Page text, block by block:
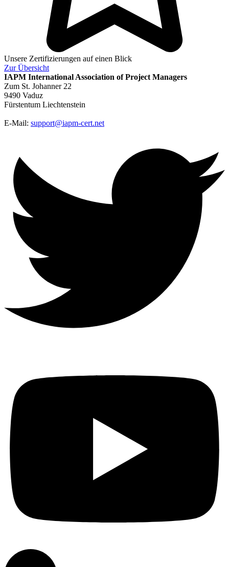
Unsere Zertifizierungen auf einen Blick
ZurÜbersicht
IAPM International Association of Project Managers
Zum St. Johanner 22
9490 Vaduz
Fürstentum Liechtenstein
E-Mail: support@iapm-cert.net